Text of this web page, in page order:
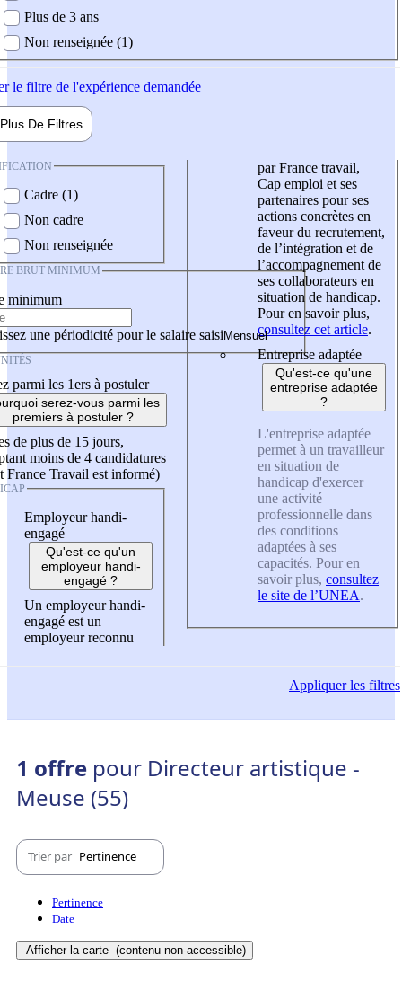
Plus de 3 ans
Non renseignée (1)
le filtre de l'expérience demandée
Plus De Filtres
Cadre (1)
Non cadre
Non renseignée
BRUT MINIMUM
minimum
une périodicité pour le salaire saisi
parmi les 1ers à postuler
serez-vous parmi les
premiers à postuler ?
de plus de 15 jours,
moins de 4 candidatures
France Travail est informé)
Employeur handi-
engagé
Qu'est-ce qu'un
employeur handi-
engagé ?
Un employeur handi-
engagé est un
employeur reconnu
par France travail,
Cap emploi et ses
partenaires pour ses
actions concrètes en
faveur du recrutement,
de l’intégration et de
l’accompagnement de
ses collaborateurs en
situation de handicap.
Pour en savoir plus,
consultez cet article.
Entreprise adaptée
Qu'est-ce qu'une
entreprise adaptée
?
L'entreprise adaptée
permet à un travailleur
en situation de
handicap d'exercer
une activité
professionnelle dans
des conditions
adaptées à ses
capacités. Pour en
savoir plus, consultez
le site de l’UNEA.
Appliquerles filtres
1 offre pour Directeur artistique -
Meuse (55)
Trier par Pertinence
Pertinence
Date
Afficher la carte (contenu non-accessible)